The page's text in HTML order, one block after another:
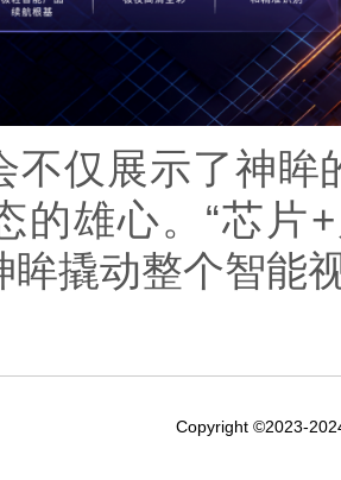
不仅展示了神
的雄心。“芯片
眸撬动整个智能
Copyright ©2023-